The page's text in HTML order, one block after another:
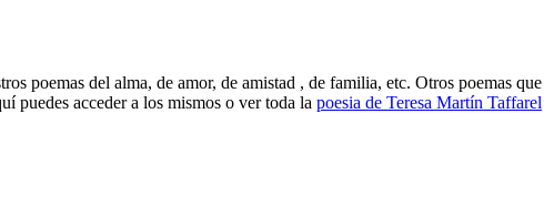
poemas del alma, de amor, de amistad , de familia, etc. Otros poemas que
puedes acceder a los mismos o ver toda la poesia de Teresa Martín Taffarel